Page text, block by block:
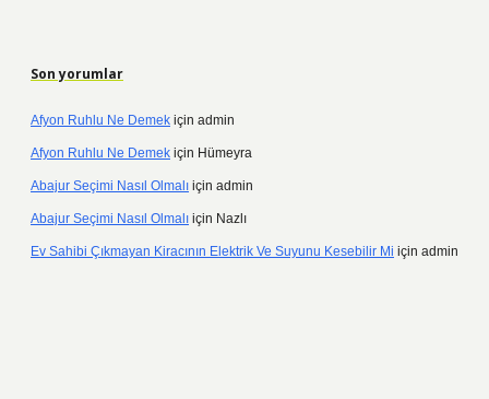
Son yorumlar
Afyon Ruhlu Ne Demek için admin
Afyon Ruhlu Ne Demek için Hümeyra
Abajur Seçimi Nasıl Olmalı için admin
Abajur Seçimi Nasıl Olmalı için Nazlı
Ev Sahibi Çıkmayan Kiracının Elektrik Ve Suyunu Kesebilir Mi için admin